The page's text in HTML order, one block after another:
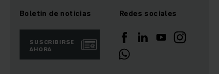
Boletín de noticias
SUSCRIBIRSE
AHORA
Redes sociales